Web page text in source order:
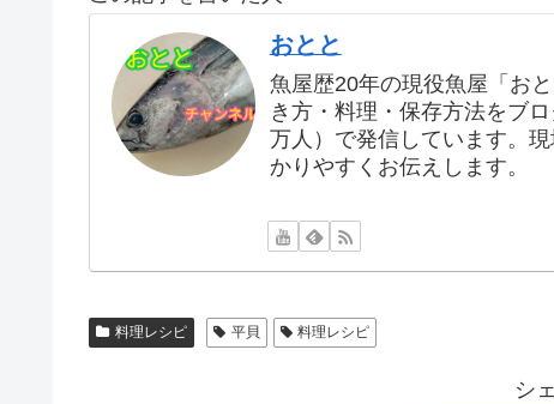
おとと
魚屋歴20年の現役魚屋「お
き方・料理・保存方法をブ
万人）で発信しています。
かりやすくお伝えします。
料理レシピ 平貝 料理レシピ
シ